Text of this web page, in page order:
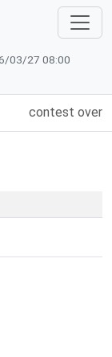
03/27 08:00
contest over